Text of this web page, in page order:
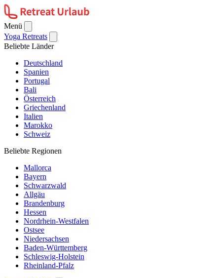
Menü
Yoga Retreats
Beliebte Länder
Deutschland
Spanien
Portugal
Bali
Österreich
Griechenland
Italien
Marokko
Schweiz
Beliebte Regionen
Mallorca
Bayern
Schwarzwald
Allgäu
Brandenburg
Hessen
Nordrhein-Westfalen
Ostsee
Niedersachsen
Baden-Württemberg
Schleswig-Holstein
Rheinland-Pfalz